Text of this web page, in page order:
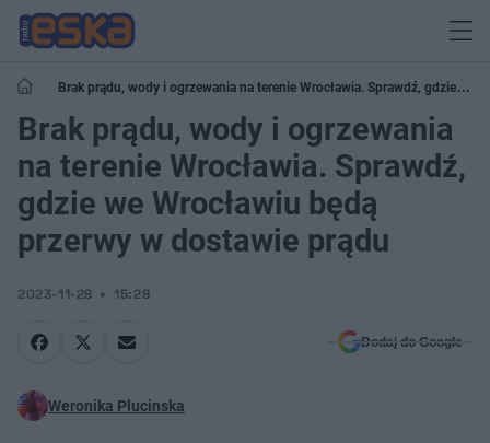
Brak prądu, wody i ogrzewania na terenie Wrocławia. Sprawdź, gdzie we
Wrocławiu będą przerwy w dostawie prądu
Brak prądu, wody i ogrzewania
na terenie Wrocławia. Sprawdź,
gdzie we Wrocławiu będą
przerwy w dostawie prądu
2023-11-28 15:28
Dodaj do Google
Weronika Plucinska